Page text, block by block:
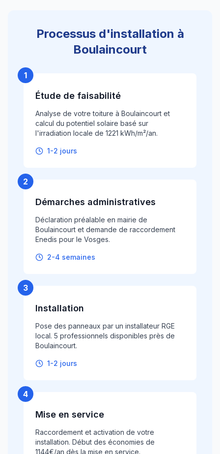
Processus d'installation à
Boulaincourt
1
Étude de faisabilité
Analyse de votre toiture à Boulaincourt et
calcul du potentiel solaire basé sur
l'irradiation locale de 1221 kWh/m²/an.
1-2 jours
2
Démarches administratives
Déclaration préalable en mairie de
Boulaincourt et demande de raccordement
Enedis pour le Vosges.
2-4 semaines
3
Installation
Pose des panneaux par un installateur RGE
local. 5 professionnels disponibles près de
Boulaincourt.
1-2 jours
4
Mise en service
Raccordement et activation de votre
installation. Début des économies de
1144€/an dès la mise en service.